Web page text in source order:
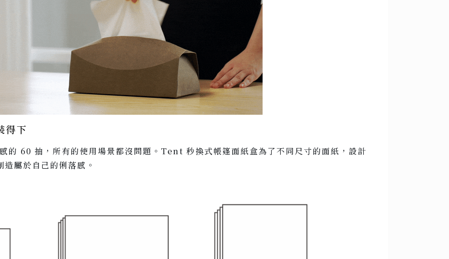
得下
的 60 抽，所有的使用場景都沒問題。Tent 秒換式帳篷面紙盒為了不同尺寸的面紙，設計
屬於自己的俐落感。